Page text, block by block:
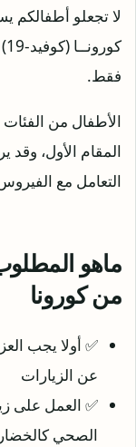
لا تجعلو
فقط.
الأطفال من
المقام الأول،
التعامل مع
ماهو
من كورونا
✅ أولا يجب
عن الزيارات
✅ العمل على
الصحي كالخضار